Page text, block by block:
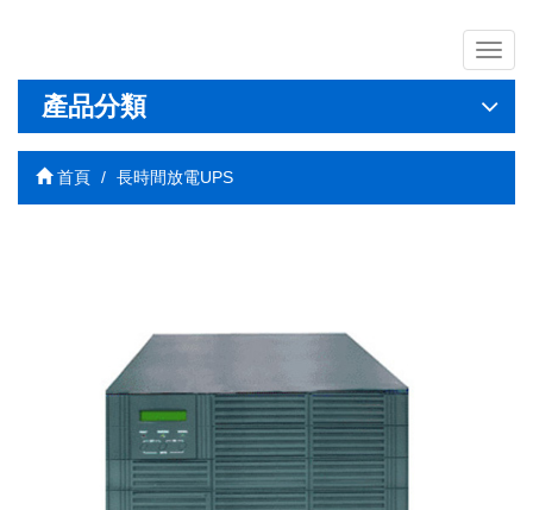
導
覽
列
關
產品分類
首頁 長時間放電UPS